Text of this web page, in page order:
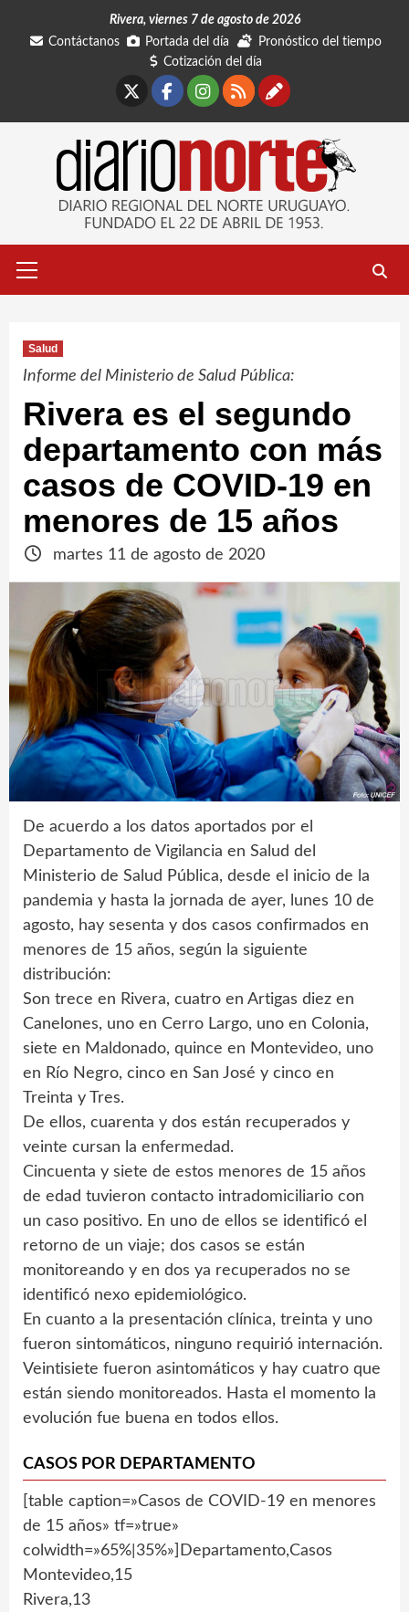
Rivera, viernes 7 de agosto de 2026
Contáctanos
Portada del día
Pronóstico del tiempo
Cotización del día
Facebook
Instagram
RSSContáctanos
primario
Salud
Informe del Ministerio de Salud Pública:
Rivera es el segundo
departamento con más
casos de COVID-19 en
menores de 15 años
martes 11 de agosto de 2020
De acuerdo a los datos aportados por el
Departamento de Vigilancia en Salud del
Ministerio de Salud Pública, desde el inicio de la
pandemia y hasta la jornada de ayer, lunes 10 de
agosto, hay sesenta y dos casos confirmados en
menores de 15 años, según la siguiente
distribución:
Son trece en Rivera, cuatro en Artigas diez en
Canelones, uno en Cerro Largo, uno en Colonia,
siete en Maldonado, quince en Montevideo, uno
en Río Negro, cinco en San José y cinco en
Treinta y Tres.
De ellos, cuarenta y dos están recuperados y
veinte cursan la enfermedad.
Cincuenta y siete de estos menores de 15 años
de edad tuvieron contacto intradomiciliario con
un caso positivo. En uno de ellos se identificó el
retorno de un viaje; dos casos se están
monitoreando y en dos ya recuperados no se
identificó nexo epidemiológico.
En cuanto a la presentación clínica, treinta y uno
fueron sintomáticos, ninguno requirió internación.
Veintisiete fueron asintomáticos y hay cuatro que
están siendo monitoreados. Hasta el momento la
evolución fue buena en todos ellos.
CASOS POR DEPARTAMENTO
[table caption=»Casos de COVID-19 en menores
de 15 años» tf=»true»
colwidth=»65%|35%»]Departamento,Casos
Montevideo,15
Rivera,13